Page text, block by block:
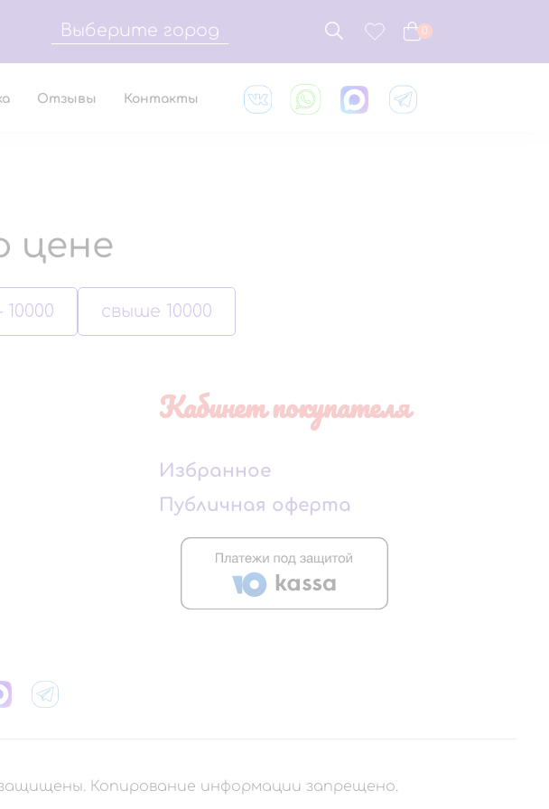
Выберите город 0
Отзывы Контакты
цене
10000 свыше 10000
Кабинет покупателя
Избранное
Публичная оферта
Копирование информации запрещено.